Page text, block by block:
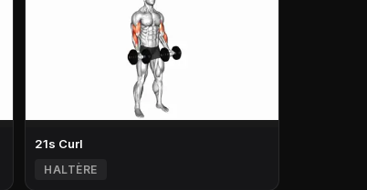
21s Curl
HALTÈRE